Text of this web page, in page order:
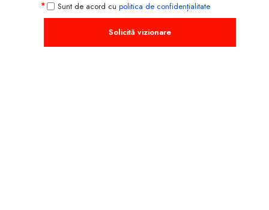
Sunt de acord cu politica de confidențialitate
Solicită vizionare